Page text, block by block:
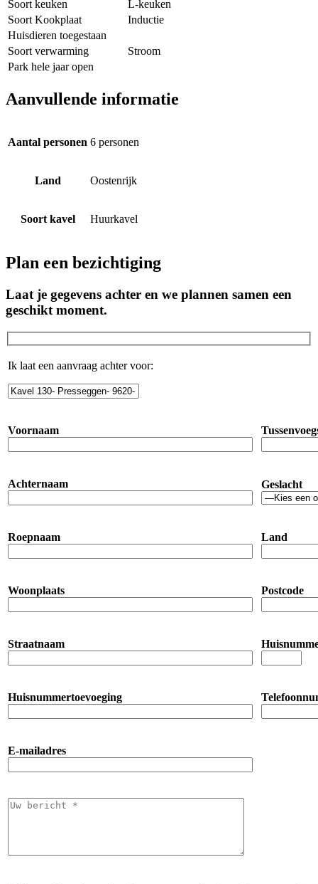
Soort keuken
L-keuken
Soort Kookplaat
Inductie
Huisdieren toegestaan
Soort verwarming
Stroom
Park hele jaar open
Aanvullende informatie
Aantal personen 6 personen
Land Oostenrijk
Soort kavel Huurkavel
Plan een bezichtiging
Laat je gegevens achter en we plannen samen een
geschikt moment.
Ik laat een aanvraag achter voor:
Voornaam
Achternaam Geslacht
Roepnaam Land
Woonplaats Postcode
Straatnaam
Huisnummertoevoeging
E-mailadres